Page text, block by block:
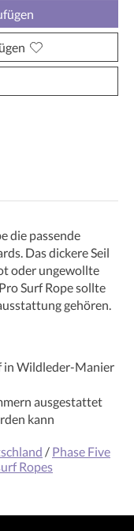
die passende
Das dickere Seil
oder ungewollte
Surf Rope sollte
gehören.
in Wildleder-Manier
ausgestattet
kann
/ Phase Five
Ropes